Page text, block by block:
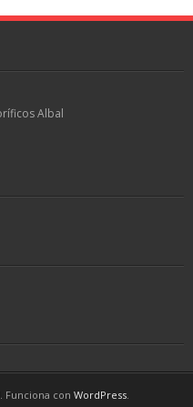
. Funciona con WordPress.